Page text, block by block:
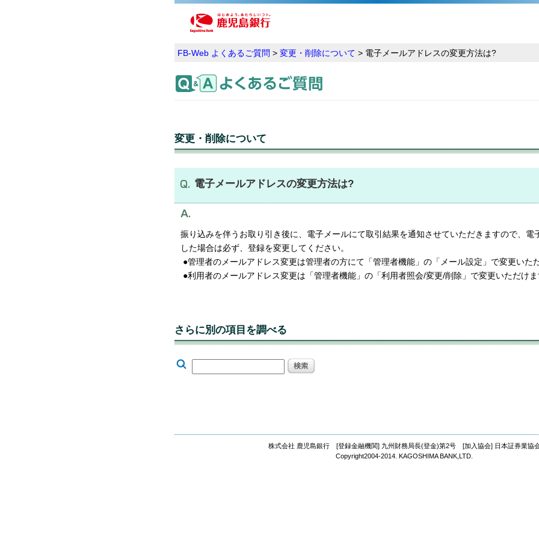
FB-Web よくあるご質問 > 変更・削除について > 電子メールアドレスの変更方法は?
変更・削除について
電子メールアドレスの変更方法は?
振り込みを伴うお取り引き後に、電子メールにて取引結果を通知させていただきますので、電
した場合は必ず、登録を変更してください。
●管理者のメールアドレス変更は管理者の方にて「管理者機能」の「メール設定」で変更いた
●利用者のメールアドレス変更は「管理者機能」の「利用者照会/変更/削除」で変更いただけま
さらに別の項目を調べる
株式会社 鹿児島銀行 [登録金融機関] 九州財務局長(登金)第2号 [加入協会] 日本証券業協
Copyright2004-2014. KAGOSHIMA BANK,LTD.